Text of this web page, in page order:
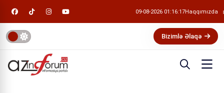
09-08-2026 01:16:18Haqqımızda
Bizimlə Əlaqə